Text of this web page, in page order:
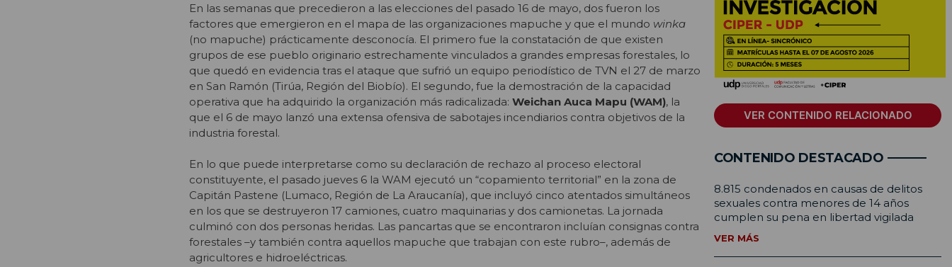
En las semanas que precedieron a las elecciones del pasado 16 de mayo, dos fueron los
factores que emergieron en el mapa de las organizaciones mapuche y que el mundo winka
(no mapuche) prácticamente desconocía. El primero fue la constatación de que existen
grupos de ese pueblo originario estrechamente vinculados a grandes empresas forestales, lo
que quedó en evidencia tras el ataque que sufrió un equipo periodístico de TVN el 27 de marzo
en San Ramón (Tirúa, Región del Biobío). El segundo, fue la demostración de la capacidad
operativa que ha adquirido la organización más radicalizada: Weichan Auca Mapu (WAM), la
que el 6 de mayo lanzó una extensa ofensiva de sabotajes incendiarios contra objetivos de la
industria forestal.
En lo que puede interpretarse como su declaración de rechazo al proceso electoral
constituyente, el pasado jueves 6 la WAM ejecutó un “copamiento territorial” en la zona de
Capitán Pastene (Lumaco, Región de La Araucanía), que incluyó cinco atentados simultáneos
en los que se destruyeron 17 camiones, cuatro maquinarias y dos camionetas. La jornada
culminó con dos personas heridas. Las pancartas que se encontraron incluían consignas contra
forestales –y también contra aquellos mapuche que trabajan con este rubro–, además de
agricultores e hidroeléctricas.
VER CONTENIDO RELACIONADO
CONTENIDO DESTACADO
8.815 condenados en causas de delitos
sexuales contra menores de 14 años
cumplen su pena en libertad vigilada
VER MÁS